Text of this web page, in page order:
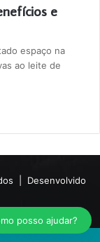
e
espaço na
ao leite de
| Desenvolvido
posso ajudar?